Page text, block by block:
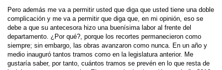
Pero además me va a permitir usted que diga que usted tiene una doble
complicación y me va a permitir que diga que, en mi opinión, eso se
debe a que su antecesora hizo una buenísima labor al frente del
departamento. ¿Por qué?, porque los recortes permanecieron como
siempre; sin embargo, las obras avanzaron como nunca. En un año y
medio inauguró tantos tramos como en la legislatura anterior. Me
gustaría saber, por tanto, cuántos tramos se prevén en lo que resta de